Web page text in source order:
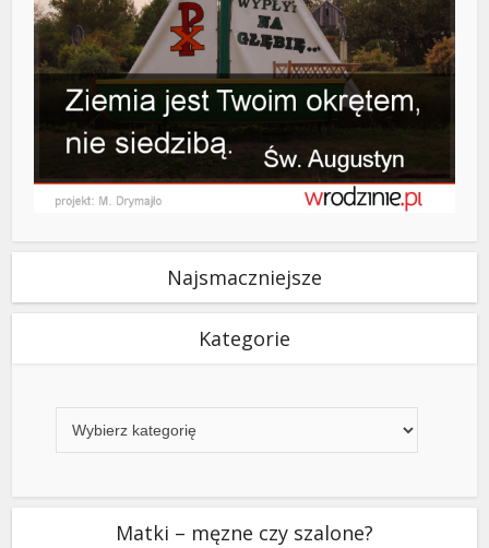
Najsmaczniejsze
Kategorie
Matki – męzne czy szalone?